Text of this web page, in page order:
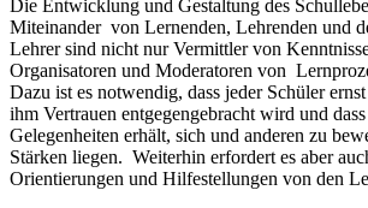
Die Entwicklung und Gestaltung des
Miteinander von Lernenden, Lehrenden und
Lehrer sind nicht nur Vermittler von
Organisatoren und Moderatoren von
Dazu ist es notwendig, dass jeder Schüler
ihm Vertrauen entgegengebracht wird und
Gelegenheiten erhält, sich und anderen zu
Stärken liegen. Weiterhin erfordert es aber
Orientierungen und Hilfestellungen von den